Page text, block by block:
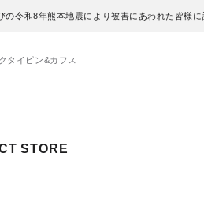
の令和8年熊本地震により被害にあわれた皆様
タイピン&カフス
STORE